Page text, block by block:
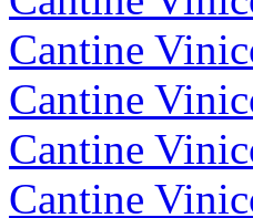
Cantine
Cantine
Cantine
Cantine